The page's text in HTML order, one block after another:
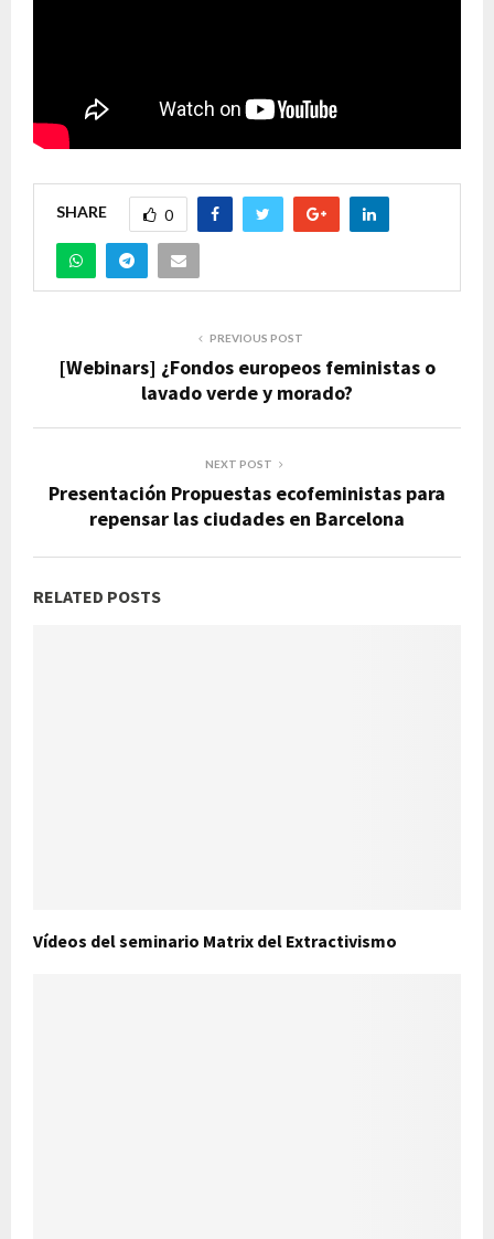
SHARE 0
PREVIOUS POST
[Webinars] ¿Fondos europeos feministas o
lavado verde y morado?
NEXT POST
Presentación Propuestas ecofeministas para
repensar las ciudades en Barcelona
RELATED POSTS
Vídeos del seminario Matrix del Extractivismo